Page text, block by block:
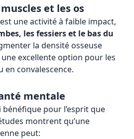
et les os
une activité à faible impact,
les fessiers et le bas du
la densité osseuse
une excellente option pour les
en convalescence.
mentale
bénéfique pour l’esprit que
montrent qu’une
peut: